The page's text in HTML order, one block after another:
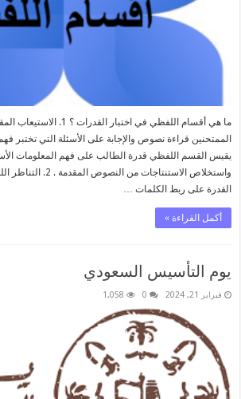
ما هي أقسام اللفظي في
الممتحنين قراءة نصوص والإجابة على الأسئلة التي تختبر
يقيس القسم اللفظي قدرة الطالب على فهم المعلومات
واستخلاص الاستنتاجات
القدرة على ربط الكلمات …
أكمل القراءة »
يوم التأسيس السعودي
فبراير 21, 2024 0
1,058